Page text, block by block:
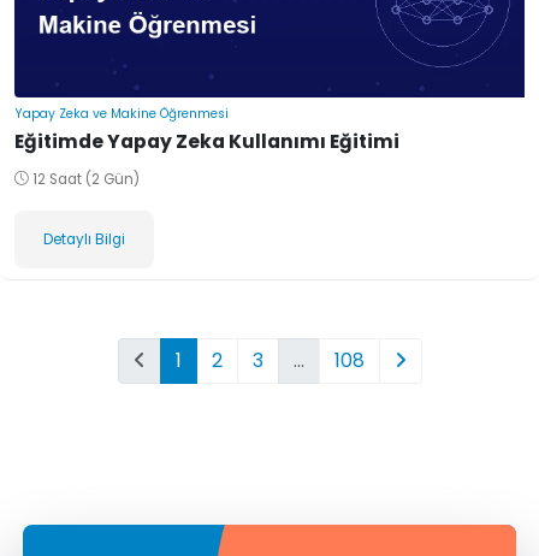
Yapay Zeka ve Makine Öğrenmesi
Eğitimde Yapay Zeka Kullanımı Eğitimi
12 Saat (2 Gün)
Detaylı Bilgi
1 2 3 … 108